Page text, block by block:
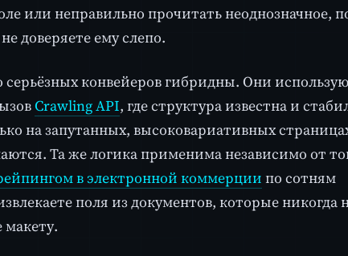
или неправильно прочитать неоднозначное,
доверяете ему слепо.
конвейеров гибридны. Они
Crawling API, где структура известна и
на запутанных, высоковариативных
Та же логика применима независимо от
в электронной коммерциипо сотням
поля из документов, которые никогда